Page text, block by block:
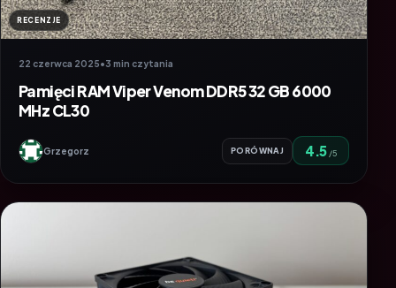
RECENZJE
22 czerwca 2025•3 min czytania
Pamięci RAM Viper Venom DDR5 32 GB 6000
MHz CL30
Grzegorz PORÓWNAJ 4.5 /5